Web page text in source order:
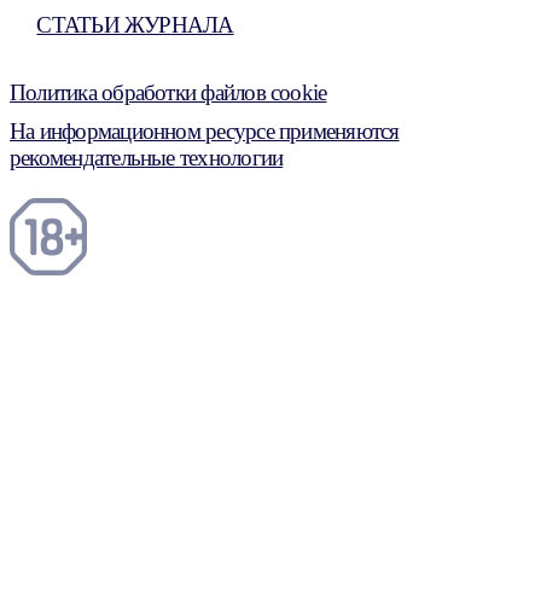
СТАТЬИ ЖУРНАЛА
Политика обработки файлов cookie
На информационном ресурсе применяются
рекомендательные технологии